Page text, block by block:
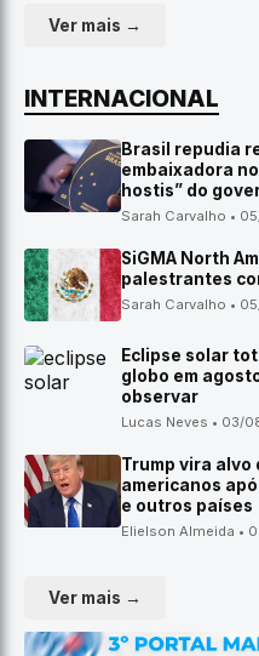
Ver mais →
INTERNACIONAL
Brasil repudia
embaixadora
hostis” do
Sarah Carvalho •
SiGMA North
palestrantes
Sarah Carvalho •
Eclipse solar
globo em
observar
Lucas Neves • 03/
Trump vira alvo
americanos
e outros países
Elielson Almeida •
Ver mais →